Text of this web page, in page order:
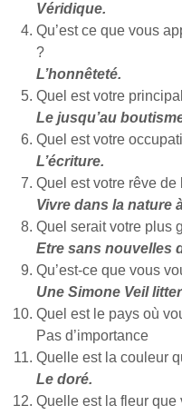
Véridique.
Qu’est ce que vous
?
L’honnêteté.
Quel est votre
Le jusqu’au
Quel est votre
L’écriture.
Quel est votre rêve de
Vivre dans la nature
Quel serait votre plus
Etre sans nouvelles
Qu’est-ce que vous
Une Simone Veil
Quel est le pays où
Pas d’importance
Quelle est la couleur
Le doré.
Quelle est la fleur que